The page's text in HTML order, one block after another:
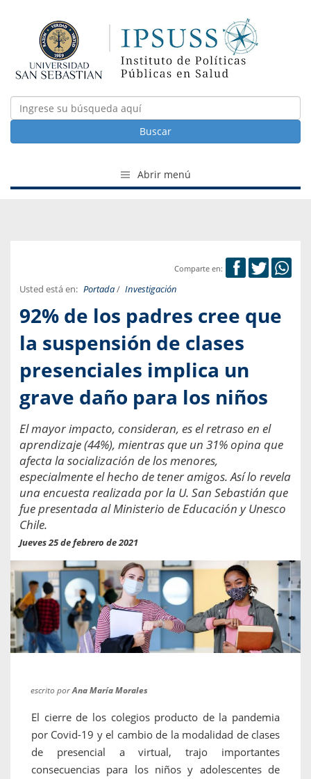
Buscar
Abrir menú
Comparte en:
Usted está en: Portada/ Investigación
92% de los padres cree que
la suspensión de clases
presenciales implica un
grave daño para los niños
El mayor impacto, consideran, es el retraso en el
aprendizaje (44%), mientras que un 31% opina que
afecta la socialización de los menores,
especialmente el hecho de tener amigos. Así lo revela
una encuesta realizada por la U. San Sebastián que
fue presentada al Ministerio de Educación y Unesco
Chile.
Jueves 25 de febrero de 2021
escrito porAna María Morales
El cierre de los colegios producto de la pandemia
por Covid-19 y el cambio de la modalidad de clases
de presencial a virtual, trajo importantes
consecuencias para los niños y adolescentes de